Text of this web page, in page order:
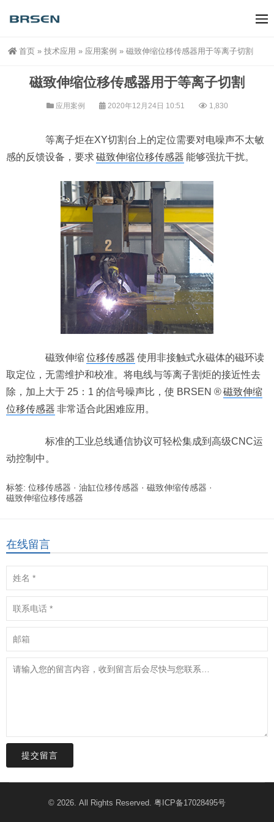
首页 » 技术应用 » 应用案例 » 磁致伸缩位移传感器用于等离子切割
磁致伸缩位移传感器用于等离子切割
应用案例 2020年12月24日 10:51 1,830
等离子炬在XY切割台上的定位需要对电噪声不太敏
感的反馈设备，要求磁致伸缩位移传感器 能够强抗干扰。
磁致伸缩位移传感器 使用非接触式永磁体的磁环读
取定位，无需维护和校准。将电线与等离子割炬的接近性去
除，加上大于 25：1 的信号噪声比，使 BRSEN ®磁致伸缩
位移传感器 非常适合此困难应用。
标准的工业总线通信协议可轻松集成到高级CNC运
动控制中。
标签: 位移传感器 · 油缸位移传感器 · 磁致伸缩传感器 ·
磁致伸缩位移传感器
在线留言
提交留言
© 2026. All Rights Reserved. 粤ICP备17028495号